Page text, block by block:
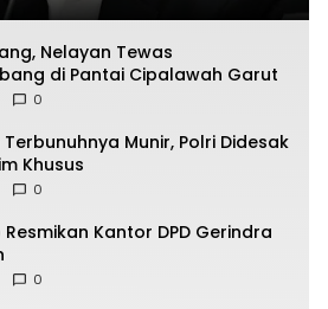
Nelayan Tewas
di Pantai Cipalawah Garut
0
Terbunuhnya Munir, Polri Didesak
Khusus
0
Kantor DPD Gerindra
0